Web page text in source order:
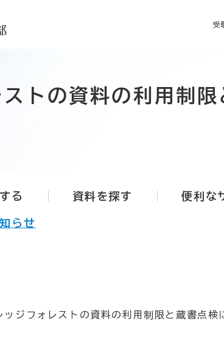
受
トの資料の利用制
る 資料を探す 便利な
らせ
ジフォレストの資料の利用制限と蔵書点検